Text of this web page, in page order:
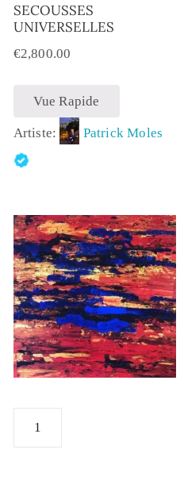
SECOUSSES
UNIVERSELLES
€2,800.00
Vue Rapide
Artiste: Patrick Moles